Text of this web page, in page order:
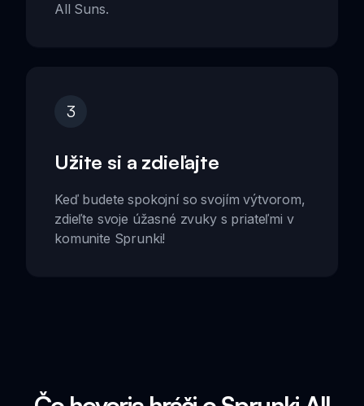
All Suns.
3
Užite si a zdieľajte
Keď budete spokojní so svojím výtvorom,
zdieľte svoje úžasné zvuky s priateľmi v
komunite Sprunki!